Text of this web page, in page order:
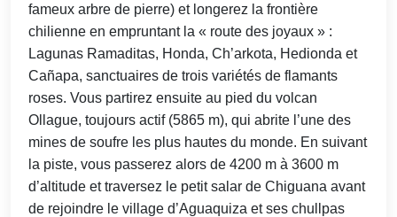
fameux arbre de pierre) et longerez la frontière
chilienne en empruntant la « route des joyaux » :
Lagunas Ramaditas, Honda, Ch’arkota, Hedionda et
Cañapa, sanctuaires de trois variétés de flamants
roses. Vous partirez ensuite au pied du volcan
Ollague, toujours actif (5865 m), qui abrite l’une des
mines de soufre les plus hautes du monde. En suivant
la piste, vous passerez alors de 4200 m à 3600 m
d’altitude et traversez le petit salar de Chiguana avant
de rejoindre le village d’Aguaquiza et ses chullpas